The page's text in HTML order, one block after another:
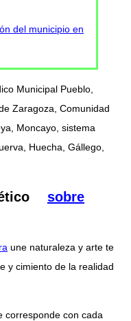
del municipio en
Municipal Pueblo,
Zaragoza, Comunidad
Moncayo, sistema
Huecha, Gállego,
sobre
une naturaleza y arte te
y cimiento de la realidad
corresponde con cada